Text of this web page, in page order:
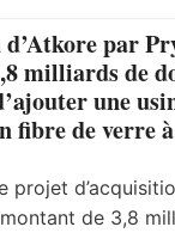
par
milliards de
une
fibre de verre
projet
montant de 3,8